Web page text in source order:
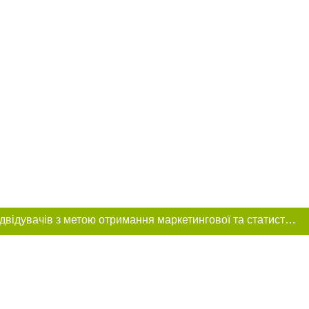
Цей сайт використовує «cookies». Також веб-сайт використовує інтернет-сервіс для збору технічних даних стосовно відвідувачів з метою отримання маркетингової та статистичної інформації. Умови обробки даних відвідувачів сайту див.